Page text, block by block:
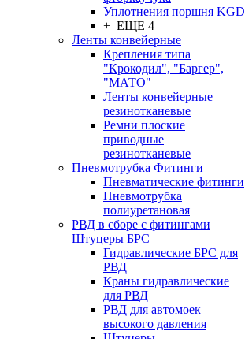
Уплотнения поршня KGD
+ ЕЩЕ 4
Ленты конвейерные
Крепления типа
"Крокодил", "Баргер",
"МАТО"
Ленты конвейерные
резинотканевые
Ремни плоские
приводные
резинотканевые
Пневмотрубка Фитинги
Пневматические фитинги
Пневмотрубка
полиуретановая
РВД в сборе с фитингами
Штуцеры БРС
Гидравлические БРС для
РВД
Краны гидравлические
для РВД
РВД для автомоек
высокого давления